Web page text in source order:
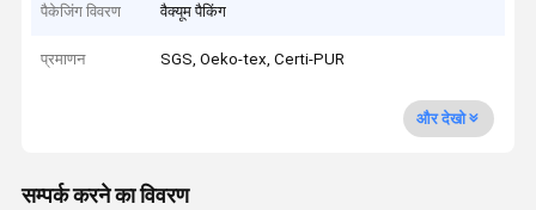
पैकेजिंग विवरण वैक्यूम पैकिंग
प्रमाणन SGS, Oeko-tex, Certi-PUR
और देखो
सम्पर्क करने का विवरण